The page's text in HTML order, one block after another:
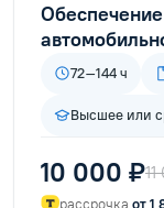
72–144 ч
Высшее или
10 000 ₽
рассрочка от 1